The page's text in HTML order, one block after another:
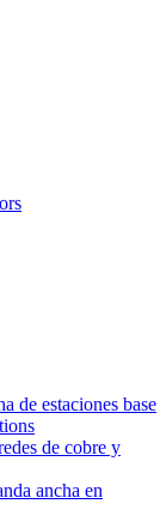
de estaciones base
de cobre y
ancha en